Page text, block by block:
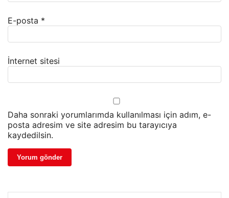
E-posta *
İnternet sitesi
Daha sonraki yorumlarımda kullanılması için adım, e-
posta adresim ve site adresim bu tarayıcıya
kaydedilsin.